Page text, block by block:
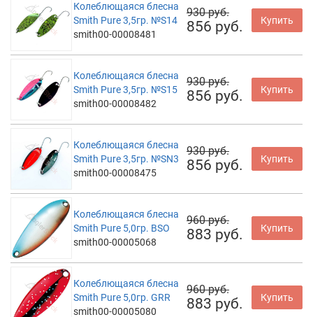
Колеблющаяся блесна
Smith Pure 3,5гр. №S14
smith00-00008481
930 руб.
856 руб. Купить
Колеблющаяся блесна
Smith Pure 3,5гр. №S15
smith00-00008482
930 руб.
856 руб. Купить
Колеблющаяся блесна
Smith Pure 3,5гр. №SN3
smith00-00008475
930 руб.
856 руб. Купить
Колеблющаяся блесна
Smith Pure 5,0гр. BSO
smith00-00005068
960 руб.
883 руб. Купить
Колеблющаяся блесна
Smith Pure 5,0гр. GRR
smith00-00005080
960 руб.
883 руб. Купить